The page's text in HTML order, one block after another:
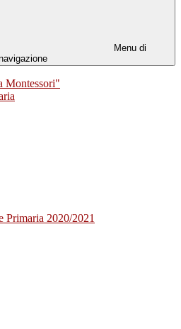
Menu di
Montessori"
Primaria 2020/2021